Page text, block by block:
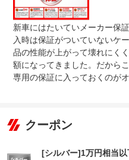
新車にはたいていメーカー保
入時は保証がついていないケ
品の性能が上がって壊れにく
額になってきました。だから
専用の保証に入っておくのがオ
クーポン
[シルバー]1万円相当以